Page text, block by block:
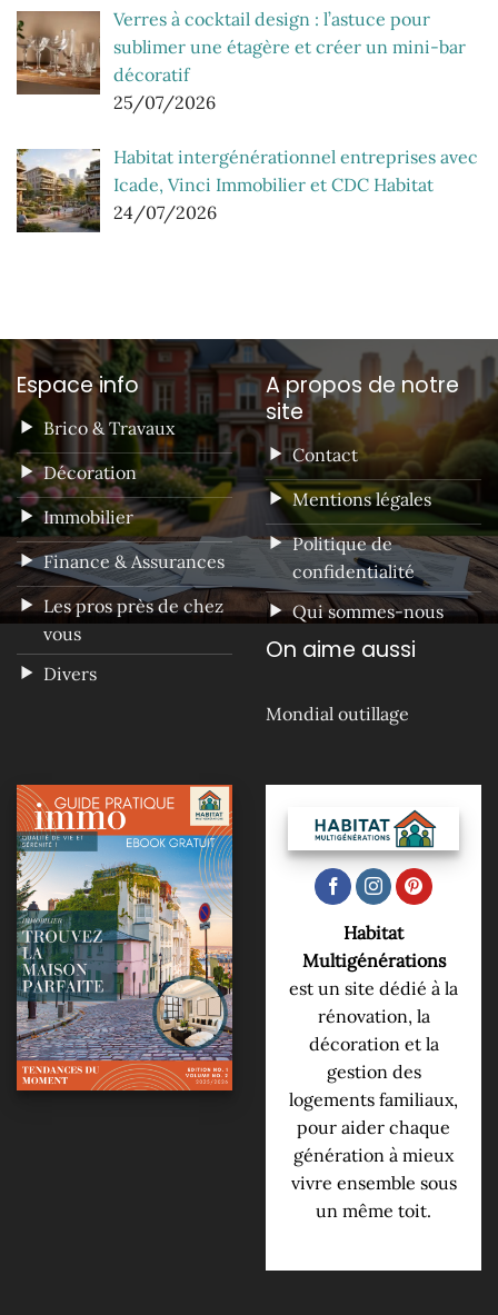
Verres à cocktail design : l’astuce pour
sublimer une étagère et créer un mini-bar
décoratif
25/07/2026
Habitat intergénérationnel entreprises avec
Icade, Vinci Immobilier et CDC Habitat
24/07/2026
Espace info
Brico & Travaux
Décoration
Immobilier
Finance & Assurances
Les pros près de chez
vous
Divers
A propos de notre
site
Contact
Mentions légales
Politique de
confidentialité
Qui sommes-nous
On aime aussi
Mondial outillage
Habitat
Multigénérations
est un site dédié à la
rénovation, la
décoration et la
gestion des
logements familiaux,
pour aider chaque
génération à mieux
vivre ensemble sous
un même toit.